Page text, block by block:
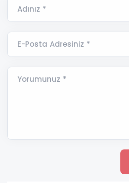
Adınız *
E-Posta Adresiniz *
Yorumunuz *